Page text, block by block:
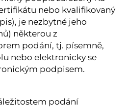
nebo kvalifikovaný
je nezbytné jeho
některou z
podání, tj. písemně,
nebo elektronicky se
podpisem.
podání